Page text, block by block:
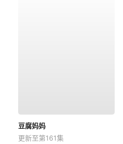
豆腐妈妈
更新至第161集